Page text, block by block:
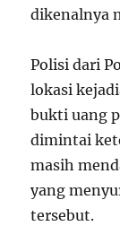
dikenalnya
Polisi dari
lokasi
bukti uang
dimintai
masih
yang
tersebut.